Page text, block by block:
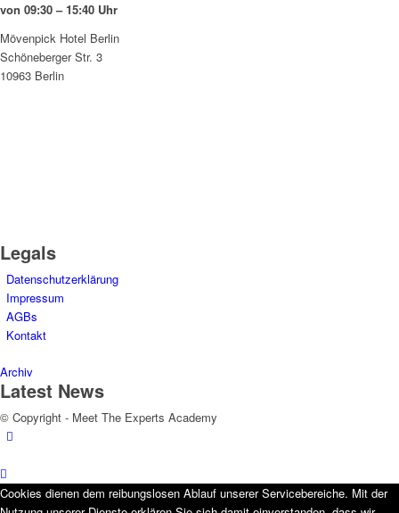
von 09:30 – 15:40 Uhr
Mövenpick Hotel Berlin
Schöneberger Str. 3
10963 Berlin
Legals
Datenschutzerklärung
Impressum
AGBs
Kontakt
Archiv
Latest News
© Copyright - Meet The Experts Academy
Cookies dienen dem reibungslosen Ablauf unserer Servicebereiche. Mit der